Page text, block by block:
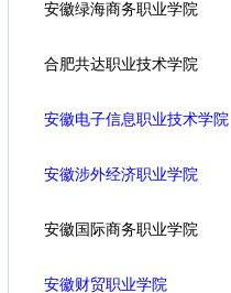
安徽绿海商务职业学院
合肥共达职业技术学院
安徽电子信息职业技术学院
安徽涉外经济职业学院
安徽国际商务职业学院
安徽财贸职业学院